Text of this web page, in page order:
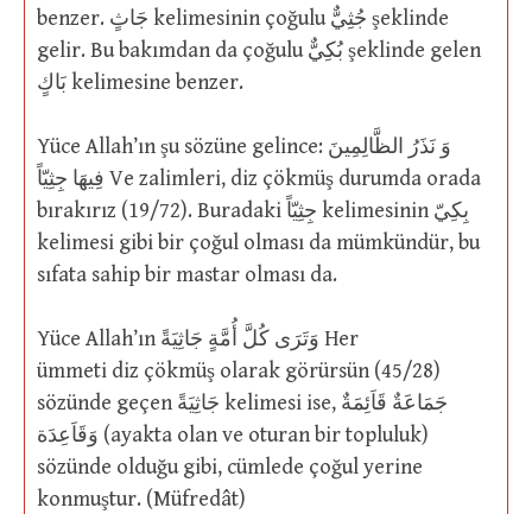
benzer. جَاثٍ kelimesinin çoğulu جُثِيٌّ şeklinde
gelir. Bu bakımdan da çoğulu بُكِيٌّ şeklinde gelen
بَاكٍ kelimesine benzer.
Yüce Allah’ın şu sözüne gelince: وَ نَذَرُ الظَّالِمِينَ
فِيهَا جِثِيّاً Ve zalimleri, diz çökmüş durumda orada
bırakırız (19/72). Buradaki جِثِيّاً kelimesinin بِكِيّ
kelimesi gibi bir çoğul olması da mümkündür, bu
sıfata sahip bir mastar olması da.
Yüce Allah’ın وَتَرَى كُلَّ أُمَّةٍ جَاثِيَةً Her
ümmeti diz çökmüş olarak görürsün (45/28)
sözünde geçen جَاثِيَةً kelimesi ise, جَمَاعَةٌ قَاَئِمَةٌ
وَقَاَعِدَة (ayakta olan ve oturan bir topluluk)
sözünde olduğu gibi, cümlede çoğul yerine
konmuştur. (Müfredât)